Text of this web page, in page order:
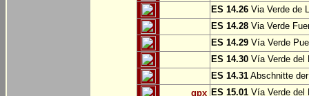
ES 14.26 Via Verde de
ES 14.28 Via Verde
ES 14.29 Vía Verde
ES 14.30 Vía Verde del
ES 14.31 Abschnitte
gpx ES 15.01 Vía Verde del